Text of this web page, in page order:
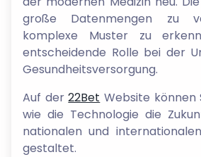
große Datenmengen zu
komplexe Muster zu
entscheidende Rolle bei der
Gesundheitsversorgung.
Auf der22Bet Website können
wie die Technologie die
nationalen und
gestaltet.